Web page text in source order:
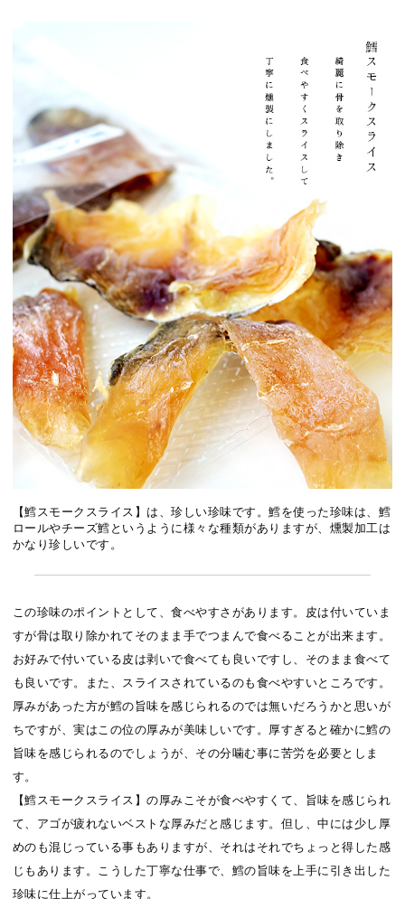
【鱈スモークスライス】は、珍しい珍味です。鱈を使った珍味は、鱈
ロールやチーズ鱈というように様々な種類がありますが、燻製加工は
かなり珍しいです。
この珍味のポイントとして、食べやすさがあります。皮は付いていま
すが骨は取り除かれてそのまま手でつまんで食べることが出来ます。
お好みで付いている皮は剥いで食べても良いですし、そのまま食べて
も良いです。また、スライスされているのも食べやすいところです。
厚みがあった方が鱈の旨味を感じられるのでは無いだろうかと思いが
ちですが、実はこの位の厚みが美味しいです。厚すぎると確かに鱈の
旨味を感じられるのでしょうが、その分噛む事に苦労を必要としま
す。
【鱈スモークスライス】の厚みこそが食べやすくて、旨味を感じられ
て、アゴが疲れないベストな厚みだと感じます。但し、中には少し厚
めのも混じっている事もありますが、それはそれでちょっと得した感
じもあります。こうした丁寧な仕事で、鱈の旨味を上手に引き出した
珍味に仕上がっています。